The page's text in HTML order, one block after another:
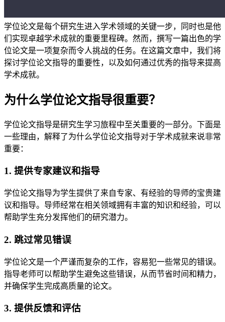
学位论文是每个研究生进入学术领域的关键一步，同时也是他
们实现卓越学术成就的重要里程碑。然而，撰写一篇出色的学
位论文是一项复杂而令人挑战的任务。在这篇文章中，我们将
探讨学位论文指导的重要性，以及如何通过优秀的指导来提高
学术成就。
为什么学位论文指导很重要？
学位论文指导是研究生学习旅程中至关重要的一部分。下面是
一些理由，解释了为什么学位论文指导对于学术成就来说非常
重要：
1. 提供专家建议和指导
学位论文指导为学生提供了来自专家、有经验的导师的宝贵建
议和指导。导师经常在相关领域拥有丰富的知识和经验，可以
帮助学生充分发挥他们的研究潜力。
2. 跳过常见错误
学位论文是一个严谨而复杂的工作，容易犯一些常见的错误。
指导老师可以帮助学生避免这些错误，从而节省时间和精力，
并确保学生完成高质量的论文。
3. 提供反馈和评估